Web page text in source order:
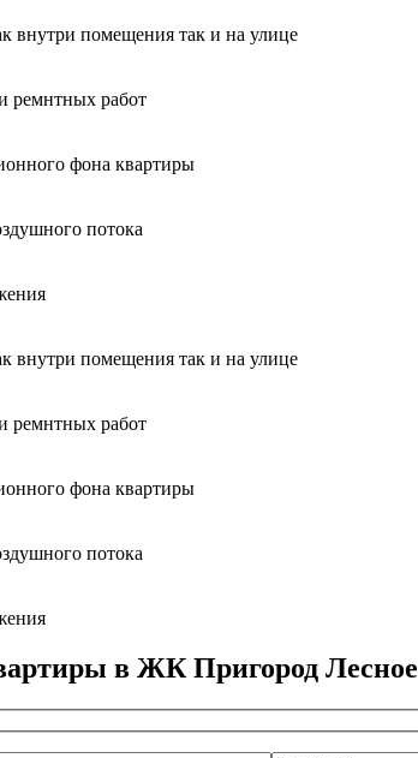
внутри помещения так и на улице
ремнтных работ
фона квартиры
потока
внутри помещения так и на улице
ремнтных работ
фона квартиры
потока
в ЖК Пригород Лесное